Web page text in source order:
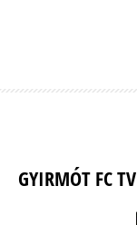
GYIRMÓT FC TV